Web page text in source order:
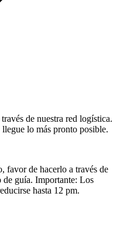
de nuestra red logística.
lo más pronto posible.
favor de hacerlo a través de
de guía. Importante: Los
hasta 12 pm.